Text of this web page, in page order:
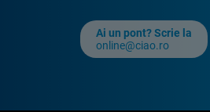
Ai un pont? Scrie la
online@ciao.ro